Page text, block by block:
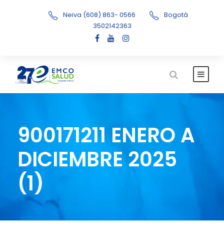
Neiva (608) 863- 0566
Bogotá
3502142363
900171211 ENERO A
DICIEMBRE 2025
(1)